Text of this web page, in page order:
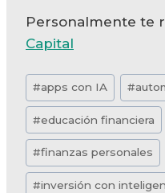
Personalmente te
Capital
Etiquetas
de
la
entrada:
#apps con IA #
#educación financiera
#finanzas personales
#inversión con